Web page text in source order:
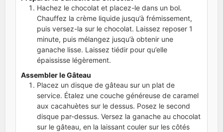
Hachez le chocolat et placez-le dans un bol.
Chauffez la crème liquide jusqu’à frémissement,
puis versez-la sur le chocolat. Laissez reposer 1
minute, puis mélangez jusqu’à obtenir une
ganache lisse. Laissez tiédir pour qu’elle
épaississe légèrement.
Assembler le Gâteau
Placez un disque de gâteau sur un plat de
service. Étalez une couche généreuse de caramel
aux cacahuètes sur le dessus. Posez le second
disque par-dessus. Versez la ganache au chocolat
sur le gâteau, en la laissant couler sur les côtés